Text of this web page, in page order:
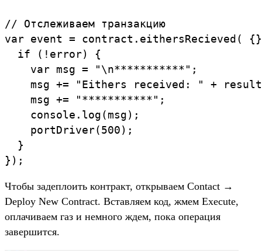
// Отслеживаем транзакцию
var event =
  if (!error) {
    var msg = "\n***********";
msg += "Eithers received: " +
    msg += "***********";
    console.log(msg);
    portDriver(500);
  }
});
Чтобы задеплоить контракт, открываем Contact →
Deploy New Contract. Вставляем код, жмем Execute,
оплачиваем газ и немного ждем, пока операция
завершится.